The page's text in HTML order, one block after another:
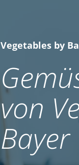
Vegetables by
von
Bayer